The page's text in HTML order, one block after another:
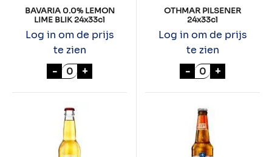
BAVARIA 0.0% LEMON
LIME BLIK 24x33cl
Log in om de prijs
te zien
- BAVARIA 0.0% LEMON LIME BLIK 24x33cl
+
OTHMAR PILSENER
24x33cl
Log in om de prijs
te zien
- OTHMAR
+